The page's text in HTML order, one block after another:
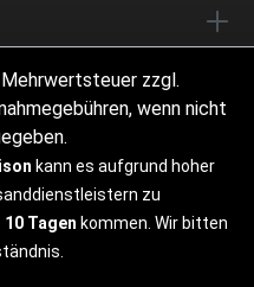
zzgl.
wenn nicht
kann es aufgrund hoher
zu
Tagen kommen. Wir bitten